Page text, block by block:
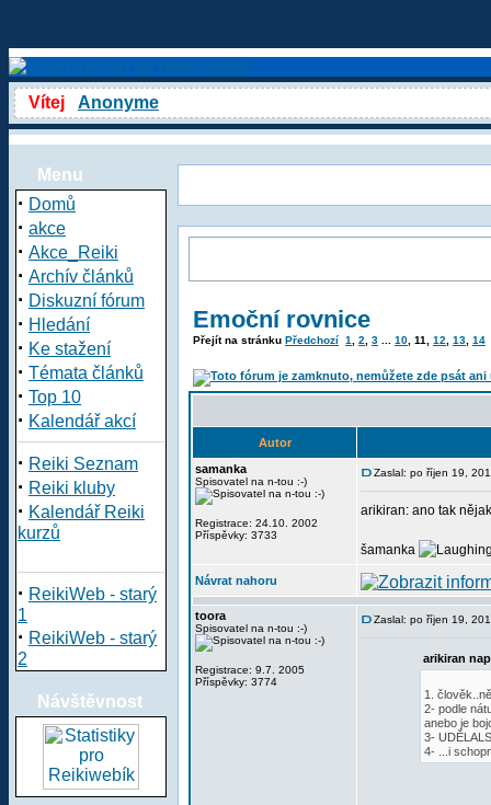
Vítej Anonyme
Menu
· Domů
· akce
· Akce_Reiki
· Archív článků
· Diskuzní fórum
· Hledání
· Ke stažení
· Témata článků
· Top 10
· Kalendář akcí
· Reiki Seznam
· Reiki kluby
· Kalendář Reiki
kurzů
· ReikiWeb - starý
1
· ReikiWeb - starý
2
Návštěvnost
Emoční rovnice
Přejít na stránku Předchozí 1 2 3 10 11 12 13 14
Autor
samanka
Spisovatel na n-tou :-)
Registrace: 24.10. 2002
Příspěvky: 3733
Zaslal: po říjen 19,
arikiran: ano tak
šamanka
Návrat nahoru
toora
Spisovatel na n-tou :-)
Registrace: 9.7. 2005
Příspěvky: 3774
Zaslal: po říjen 19,
arikiran
1.
2- podle
anebo je
3-
4- ...i